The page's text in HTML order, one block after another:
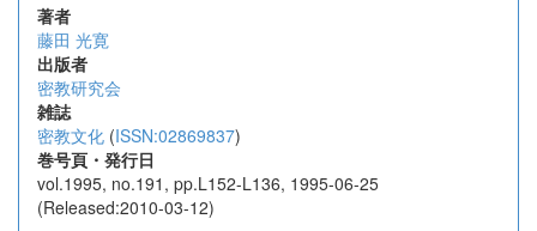
著者
藤田 光寛
出版者
密教研究会
雑誌
密教文化 (ISSN:02869837)
巻号頁・発行日
vol.1995, no.191, pp.L152-L136, 1995-06-25
(Released:2010-03-12)